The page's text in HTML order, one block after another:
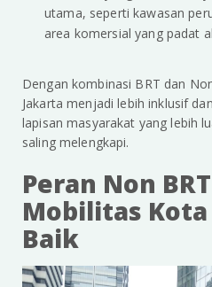
utama, seperti kawasan
area komersial yang padat
Dengan kombinasi BRT dan
Jakarta menjadi lebih inklusif
lapisan masyarakat yang lebih
saling melengkapi.
Peran Non
Mobilitas
Baik